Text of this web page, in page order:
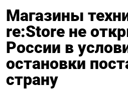
Магазины
re:Store не
России в
остановки
страну